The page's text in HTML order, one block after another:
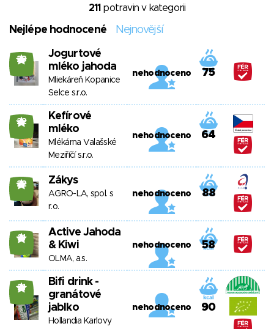
211 potravin v kategorii
Nejlépe hodnocené Nejnovější
23
Jogurtové
mléko jahoda
Mliekáreň Kopanice
Selce s.r.o.
nehodnoceno 75
22
Kefírové
mléko
Mlékárna Valašské
Meziříčí s.r.o.
nehodnoceno 64
22 Zákys
AGRO-LA, spol. s
r.o.
nehodnoceno 88
21
Active Jahoda
& Kiwi
OLMA, a.s.
nehodnoceno 58
21
Bifi drink -
granátové
jablko
Hollandia Karlovy
nehodnoceno 90